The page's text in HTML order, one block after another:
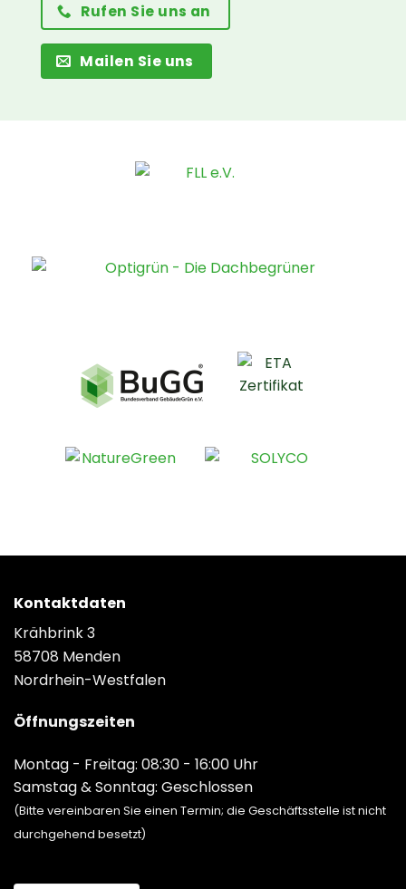
Rufen Sie uns an
Mailen Sie uns
Kontaktdaten
Krähbrink 3
58708 Menden
Nordrhein-Westfalen
Öffnungszeiten
Montag - Freitag: 08:30 - 16:00 Uhr
Samstag & Sonntag: Geschlossen
(Bitte vereinbaren Sie einen Termin; die Geschäftsstelle ist nicht
durchgehend besetzt)